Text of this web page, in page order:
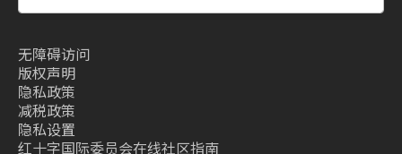
无障碍访问
版权声明
隐私政策
减税政策
隐私设置
红十字国际委员会在线社区指南